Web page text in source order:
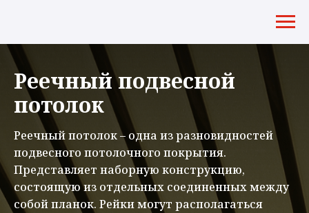
Реечный подвесной
потолок
Реечный потолок – одна из разновидностей
подвесного потолочного покрытия.
Представляет наборную конструкцию,
состоящую из отдельных соединенных между
собой планок. Рейки могут располагаться